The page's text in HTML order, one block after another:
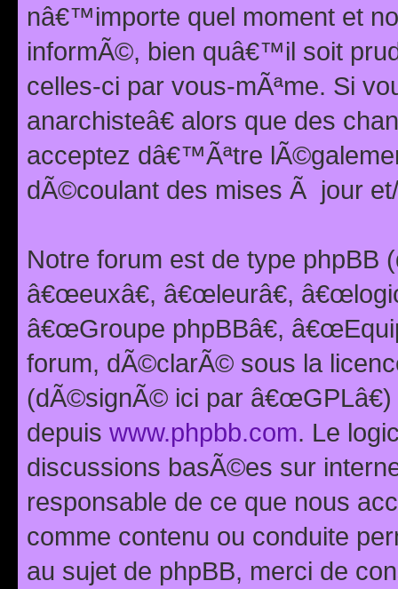
nâ€™importe quel moment et
informÃ©, bien quâ€™il soit
celles-ci par vous-mÃªme. Si
anarchisteâ€ alors que des
acceptez dâ€™Ãªtre
dÃ©coulant des mises Ã jour
Notre forum est de type phpBB
â€œeuxâ€, â€œleurâ€,
â€œGroupe phpBBâ€,
forum, dÃ©clarÃ© sous la
(dÃ©signÃ© ici par
depuis www.phpbb.com. Le
discussions basÃ©es sur
responsable de ce que nous
comme contenu ou conduite
au sujet de phpBB, merci de